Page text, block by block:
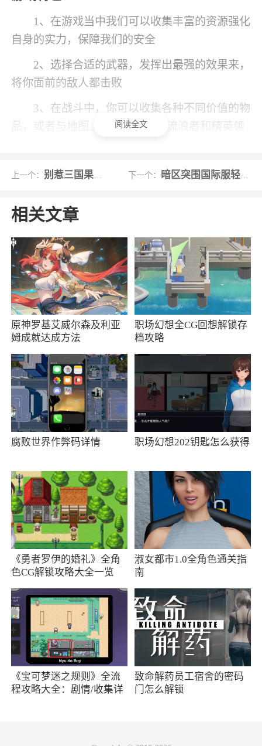
1、在游戏当中我们可以收集丰富的资源强化
自身的实力，保障我们的安全
2、选择合适的武器，发挥出最强的效果来，
将你面前的敌人都击败
3、在战斗中，你可以收集各种不同价值的物
品，或者与地图上的其他玩家、流浪者和精英领
资源，不定期的活动更新可以让游戏更加有趣
小编评价
1、出色的游戏体验：流畅的操作和真实的场
景让玩家沉浸其中
2、在这个充满未知和危险的战场中，你将面
临高度自由度的战术挑战，为玩家带来独特的枪
械对战体验，必须制定智慧的策略，以成功从暗
区脱身为终极目标
更新日志
版本更新后，先锋们可以体验地图关卡、系
统功能、平衡性调整等诸多更新优化内容。农场
占领农场，阿贾克斯败退前线要塞......●关于黑卡
蒂及深渊小队：黑卡蒂：带领南方军部队进攻农
场区域的指挥官，言语中除了战术指令，还带着
一丝傲慢。据说其来自于科伦某个特种小队，但
无论如何，她现今肩上的黑金标志，已向所有人
展示了她如今的身份与荣耀。深渊小队：黑金国
部队一组，主要承接高级别任务，长时间内行踪
成谜。●农场乱局：阿贾克斯撤出农场后，黑卡
蒂为首的深渊小队带领南方阵线先遣队接管了农
场地区的控制权。黑卡蒂以临时指挥官的身份下
达了封锁农场北侧的命令，同时将汽车旅馆作为
了临时指挥中心，深渊小队全权负责对旅馆的守
阅读全文
上一个： 别惹三国果盘版 下一个： 暗区突围国际服轻量版
相关文章
原神罗基艾威尔森及利亚
姆成就达成方法
职场幻想全CG回想解锁存
档攻略
腐败世界作弊码详情 职场幻想202钥匙怎么获得
《勇者罗伊的婚礼》全角
色CG解锁攻略大全一览
淑女都市1.0全角色通关指
南
《宝可梦迷之规则》全流
程攻略大全：剧情/收集详
致命解药员工宿舍的密码
门怎么解锁